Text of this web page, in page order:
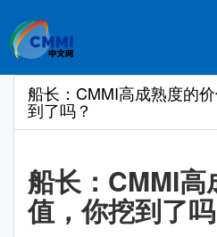
船长：CMMI高成熟度的
到了吗？
船长：CMMI高
值，你挖到了